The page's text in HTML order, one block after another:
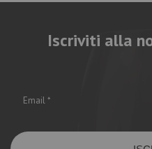
Iscriviti alla